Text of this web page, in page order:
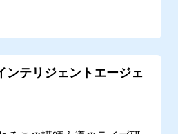
ションを実装する
ォーム上でAI駆動型アプリ
タリングおよび最適化を行
ンテリジェントエージェ